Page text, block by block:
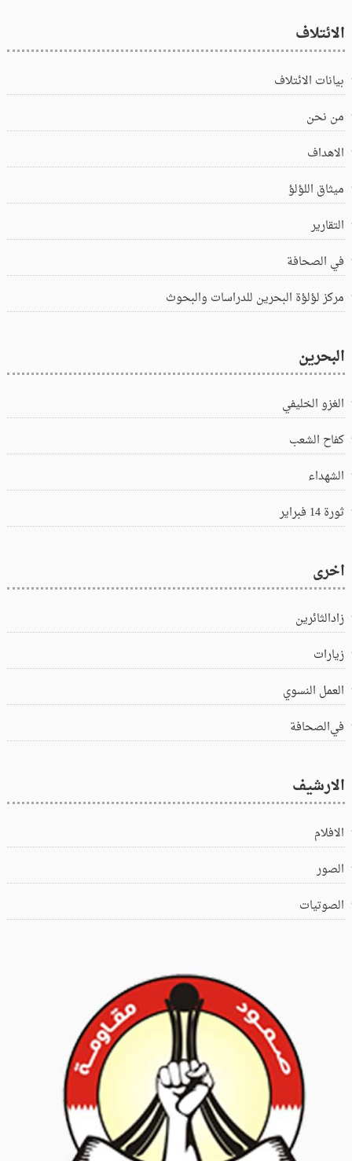
الائتلاف
بيانات الائتلاف
من نحن
الاهداف
ميثاق اللؤلؤ
التقارير
في الصحافة
مركز لؤلؤة البحرين للدراسات والبحوث
البحرين
الغزو الخليفي
كفاح الشعب
الشهداء
ثورة 14 فبراير
اخرى
زادالثائرين
زيارات
العمل النسوي
في‌الصحافة
الارشيف
الافلام
الصور
الصوتيات